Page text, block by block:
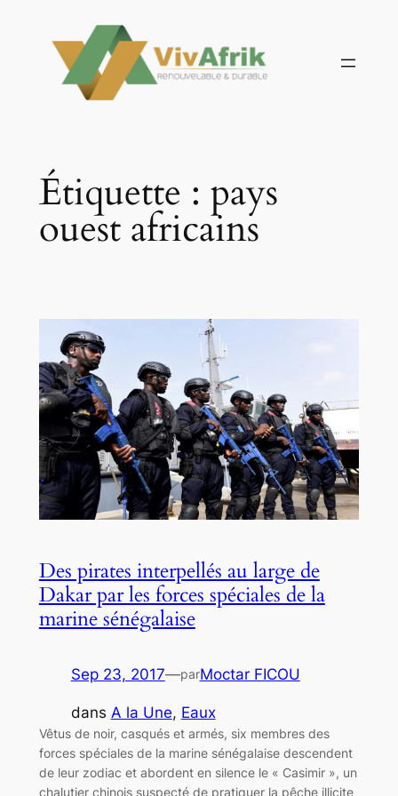
contenu
Étiquette : pays
ouest africains
Des pirates interpellés au large de
Dakar par les forces spéciales de la
marine sénégalaise
Sep 23, 2017—parMoctar FICOU
dans A la Une, Eaux
Vêtus de noir, casqués et armés, six membres des
forces spéciales de la marine sénégalaise descendent
de leur zodiac et abordent en silence le « Casimir », un
chalutier chinois suspecté de pratiquer la pêche illicite